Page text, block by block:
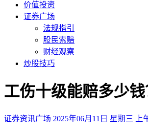
价值投资
证券广场
法规指引
股民索赔
财经观察
炒股技巧
工伤十级能赔多少
证券资讯广场 2025年06月11日 星期三 上